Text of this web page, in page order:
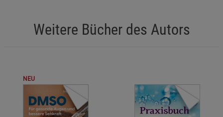
Weitere Bücher des Autors
NEU